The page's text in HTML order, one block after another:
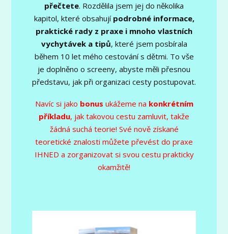
přečtete. Rozdělila jsem jej do několika
kapitol, které obsahují podrobné informace,
praktické rady z praxe i mnoho vlastních
vychytávek a tipů, které jsem posbírala
během 10 let mého cestování s dětmi. To vše
je doplněno o screeny, abyste měli přesnou
představu, jak při organizaci cesty postupovat.
Navíc si jako bonus ukážeme na konkrétním
příkladu, jak takovou cestu zamluvit, takže
žádná suchá teorie! Své nově získané
teoretické znalosti můžete převést do praxe
IHNED a zorganizovat si svou cestu prakticky
okamžitě!